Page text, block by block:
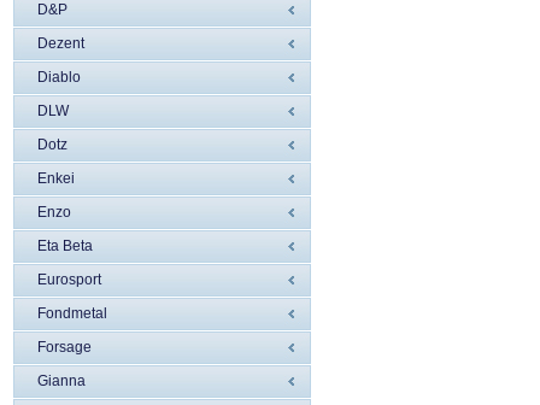
D&P
Dezent
Diablo
DLW
Dotz
Enkei
Enzo
Eta Beta
Eurosport
Fondmetal
Forsage
Gianna